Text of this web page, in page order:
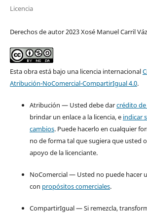
Licencia
Derechos de autor 2023 Xosé Manuel Carril
Esta obra está bajo una licencia internacional
Atribución-NoComercial-CompartirIgual 4.0.
Atribución — Usted debe darcrédito
brindar un enlace a la licencia, e indicar
cambios. Puede hacerlo en cualquier
no de forma tal que sugiera que usted
apoyo de la licenciante.
NoComercial — Usted no puede hacer
con propósitos comerciales.
CompartirIgual — Si remezcla,